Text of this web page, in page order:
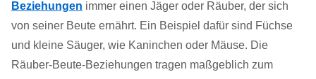
Beziehungen immer einen Jäger oder Räuber, der sich
von seiner Beute ernährt. Ein Beispiel dafür sind Füchse
und kleine Säuger, wie Kaninchen oder Mäuse. Die
Räuber-Beute-Beziehungen tragen maßgeblich zum